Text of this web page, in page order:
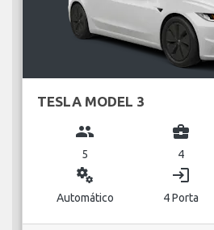
TESLA MODEL 3
group
5
business_center
4
miscellaneous_services
Automático
login
4 Porta